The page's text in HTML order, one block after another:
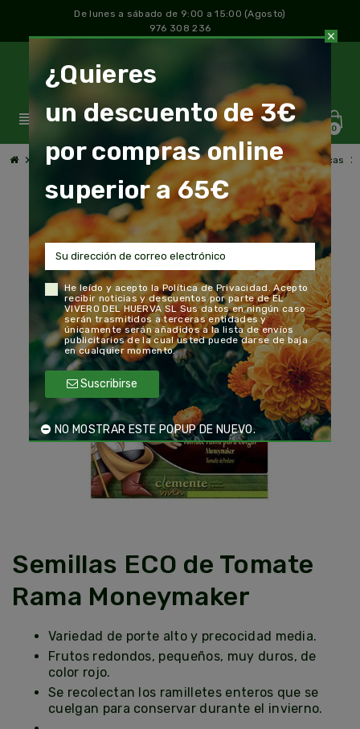
De lunes a sábado de 9:00 a 15:00 (Agosto)
976 308 236
view_headline 0
chevron_right Jardín y Huertochevron_right Semillas y semilleros chevron_rightSemillas Ecológicas chevron_right
Semillas ECO de Tomate
Rama Moneymaker
Variedad de porte alto y precocidad media.
Frutos redondos, pequeños, muy duros, de
color rojo.
Se recolectan los ramilletes enteros que se
cuelgan para conservar durante el invierno.
close
¿Quieres
un descuento de 3€
por compras online
superior a 65€
He leído y acepto laPolítica de Privacidad . Acepto
recibir noticias y descuentos por parte de EL
VIVERO DEL HUERVA SL Sus datos en ningún caso
serán trasmitidos a terceras entidades y
únicamente serán añadidos a la lista de envíos
publicitarios de la cual usted puede darse de baja
en cualquier momento.
Suscribirse
NO MOSTRAR ESTE POPUP DE NUEVO.